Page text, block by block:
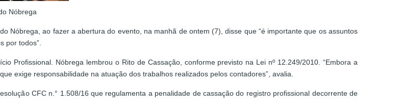
Nóbrega
Nóbrega, ao fazer a abertura do evento, na manhã de ontem (7), disse que “é importante que os assuntos
por todos”.
Profissional. Nóbrega lembrou o Rito de Cassação, conforme previsto na Lei nº 12.249/2010. “Embora a
exige responsabilidade na atuação dos trabalhos realizados pelos contadores”, avalia.
CFC n.° 1.508/16 que regulamenta a penalidade de cassação do registro profissional decorrente de